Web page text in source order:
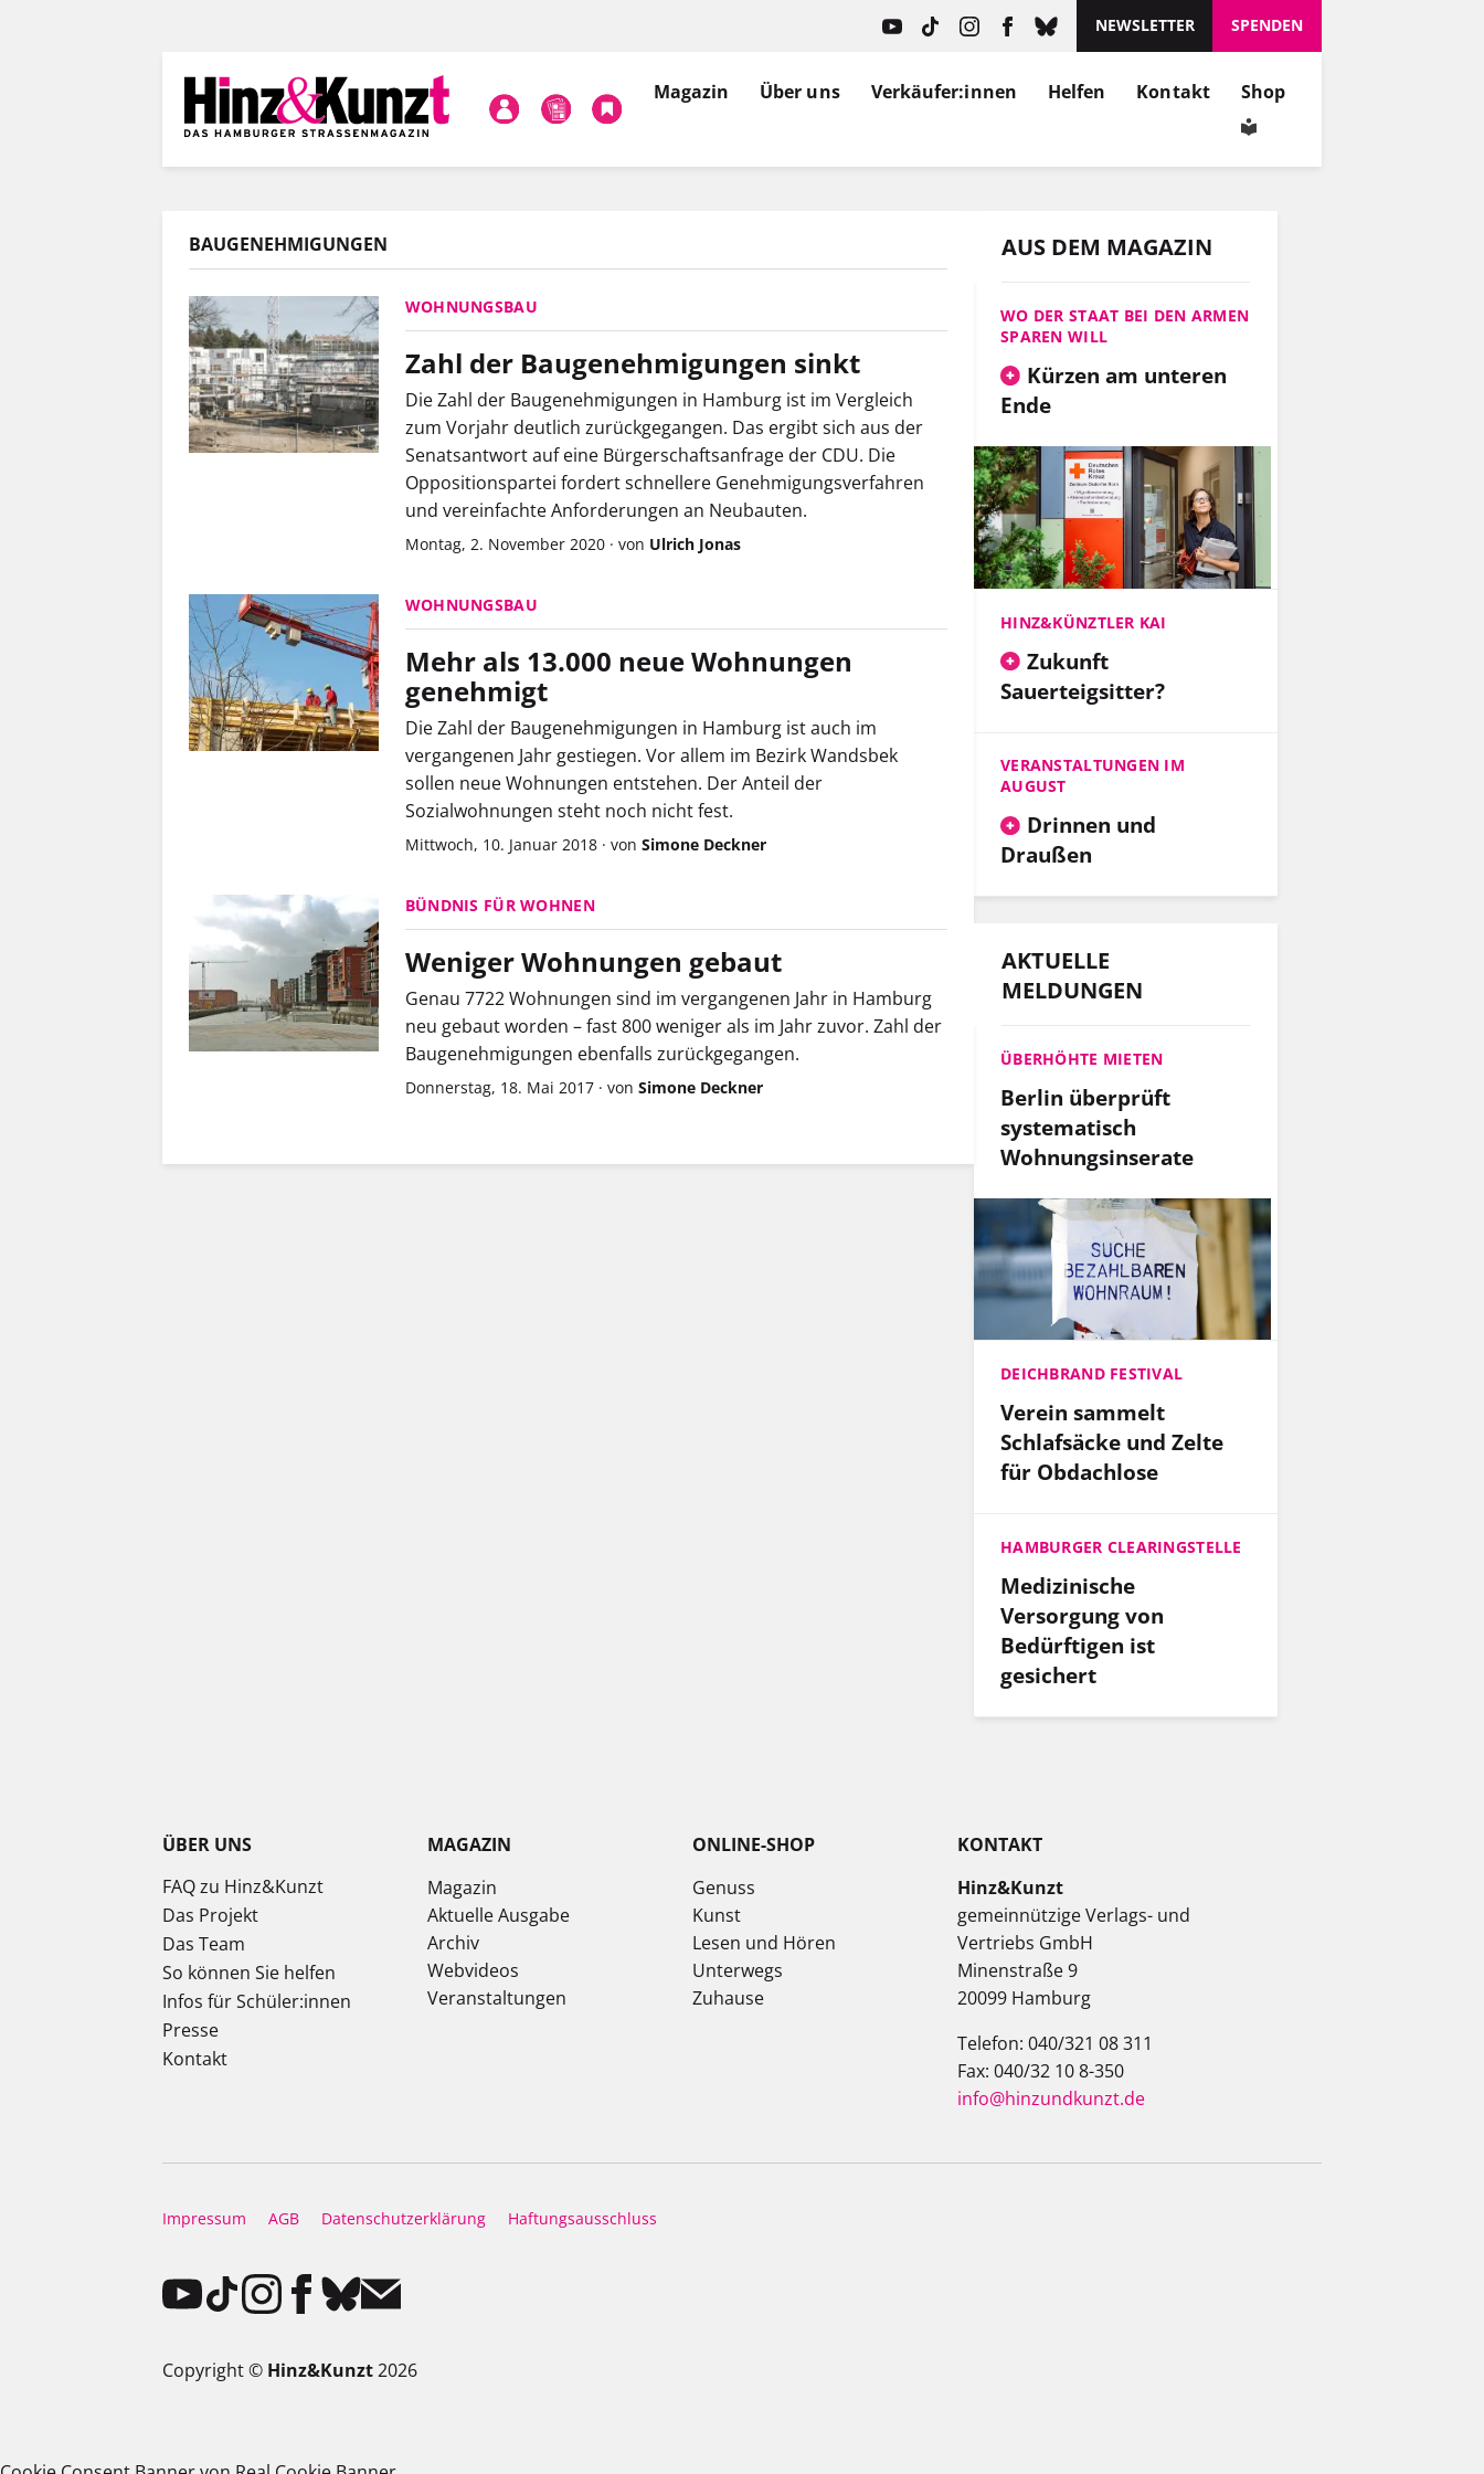
NEWSLETTER SPENDEN
Magazin Über uns Verkäufer:innen Helfen Kontakt Shop
BAUGENEHMIGUNGEN
WOHNUNGSBAU
Zahl der Baugenehmigungen sinkt
Die Zahl der Baugenehmigungen in Hamburg ist im Vergleich
zum Vorjahr deutlich zurückgegangen. Das ergibt sich aus der
Senatsantwort auf eine Bürgerschaftsanfrage der CDU. Die
Oppositionspartei fordert schnellere Genehmigungsverfahren
und vereinfachte Anforderungen an Neubauten.
Montag, 2. November 2020· von Ulrich Jonas
WOHNUNGSBAU
Mehr als 13.000 neue Wohnungen
genehmigt
Die Zahl der Baugenehmigungen in Hamburg ist auch im
vergangenen Jahr gestiegen. Vor allem im Bezirk Wandsbek
sollen neue Wohnungen entstehen. Der Anteil der
Sozialwohnungen steht noch nicht fest.
Mittwoch, 10. Januar 2018· von Simone Deckner
BÜNDNIS FÜR WOHNEN
Weniger Wohnungen gebaut
Genau 7722 Wohnungen sind im vergangenen Jahr in Hamburg
neu gebaut worden – fast 800 weniger als im Jahr zuvor. Zahl der
Baugenehmigungen ebenfalls zurückgegangen.
Donnerstag, 18. Mai 2017· von Simone Deckner
AUS DEM MAGAZIN
WO DER STAAT BEI DEN ARMEN
SPAREN WILL
Kürzen am unteren
Ende
HINZ&KÜNZTLER KAI
Zukunft
Sauerteigsitter?
VERANSTALTUNGEN IM
AUGUST
Drinnen und
Draußen
AKTUELLE
MELDUNGEN
ÜBERHÖHTE MIETEN
Berlin überprüft
systematisch
Wohnungsinserate
DEICHBRAND FESTIVAL
Verein sammelt
Schlafsäcke und Zelte
für Obdachlose
HAMBURGER CLEARINGSTELLE
Medizinische
Versorgung von
Bedürftigen ist
gesichert
ÜBER UNS
FAQ zu Hinz&Kunzt
Das Projekt
Das Team
So können Sie helfen
Infos für Schüler:innen
Presse
Kontakt
MAGAZIN
Magazin
Aktuelle Ausgabe
Archiv
Webvideos
Veranstaltungen
ONLINE-SHOP
Genuss
Kunst
Lesen und Hören
Unterwegs
Zuhause
KONTAKT
Hinz&Kunzt
gemeinnützige Verlags- und
Vertriebs GmbH
Minenstraße 9
20099 Hamburg
Telefon: 040/321 08 311
Fax: 040/32 10 8-350
info@hinzundkunzt.de
Impressum AGB Datenschutzerklärung Haftungsausschluss
Copyright © Hinz&Kunzt2026